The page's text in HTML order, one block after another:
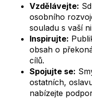
Vzdělávejte:
osobního
souladu s vaší
Inspirujte:
obsah o
cílů.
Spojujte se:
ostatních,
nabízejte